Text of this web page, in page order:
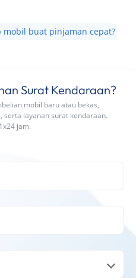
buat pinjaman cepat?
Surat Kendaraan?
mobil baru atau bekas,
serta layanan surat kendaraan.
jam.